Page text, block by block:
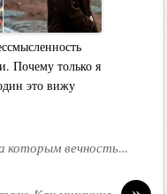
Почему только я
это вижу
которым вечность…